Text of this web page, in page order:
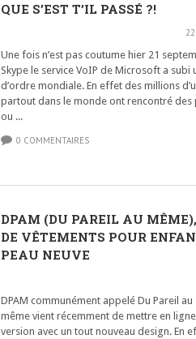
QUE S’EST T’IL PASSÉ ?!
Une fois n’est pas coutume hier 21
Skype le service VoIP de Microsoft a subi
d’ordre mondiale. En effet des millions
partout dans le monde ont rencontré des
ou ...
0 COMMENTAIRES
DPAM (DU PAREIL AU
DE VÊTEMENTS POUR
PEAU NEUVE
DPAM communément appelé Du Pareil au
même vient récemment de mettre en
version avec un tout nouveau design. En